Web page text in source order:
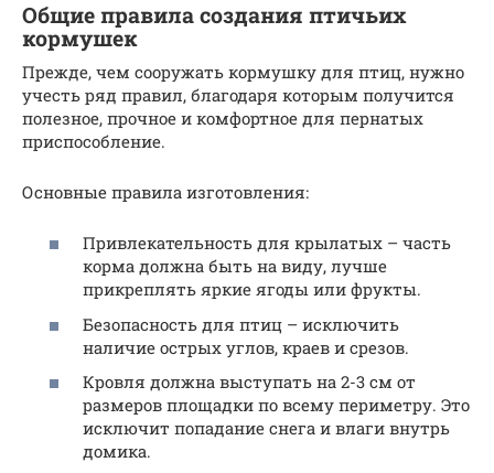
Общие правила создания птичьих
кормушек
Прежде, чем сооружать кормушку для птиц, нужно
учесть ряд правил, благодаря которым получится
полезное, прочное и комфортное для пернатых
приспособление.
Основные правила изготовления:
Привлекательность для крылатых – часть
корма должна быть на виду, лучше
прикреплять яркие ягоды или фрукты.
Безопасность для птиц – исключить
наличие острых углов, краев и срезов.
Кровля должна выступать на 2-3 см от
размеров площадки по всему периметру. Это
исключит попадание снега и влаги внутрь
домика.